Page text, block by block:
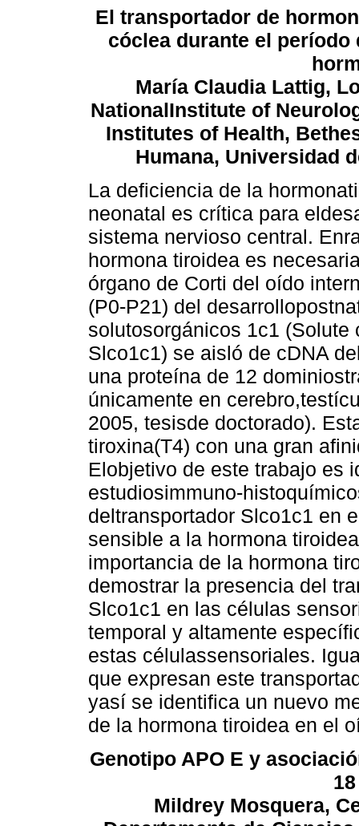
El transportador de
cóclea durante el
María Claudia Lattig,
NationalInstitute of
Institutes of Health,
Humana, Universidad
La deficiencia de la
neonatal es crítica para
sistema nervioso central.
hormona tiroidea es
órgano de Corti del oído
(P0-P21) del
solutosorgánicos 1c1 (Solute
Slco1c1) se aisló de cDNA
una proteína de 12
únicamente en
2005, tesisde doctorado).
tiroxina(T4) con una gran
Elobjetivo de este trabajo es
estudiosimmuno-
deltransportador Slco1c1 en
sensible a la hormona
importancia de la hormona
demostrar la presencia del
Slco1c1 en las células
temporal y altamente
estas célulassensoriales.
que expresan este
yasí se identifica un nuevo
de la hormona tiroidea en el
Genotipo APO E y
Mildrey Mosquera,